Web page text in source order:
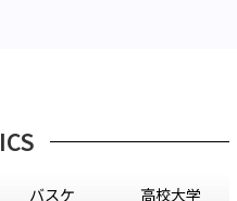
バスケ
高校大学